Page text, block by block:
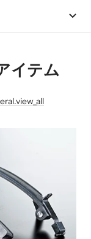
イテム